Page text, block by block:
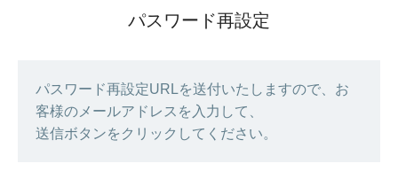
パスワード再設定
パスワード再設定URLを送付いたしますので、お
客様のメールアドレスを入力して、
送信ボタンをクリックしてください。